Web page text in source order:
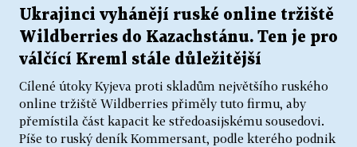
Ukrajinci vyhánějí ruské online tržiště
Wildberries do Kazachstánu. Ten je pro
válčící Kreml stále důležitější
Cílené útoky Kyjeva proti skladům největšího ruského
online tržiště Wildberries přiměly tuto firmu, aby
přemístila část kapacit ke středoasijskému sousedovi.
Píše to ruský deník Kommersant, podle kterého podnik